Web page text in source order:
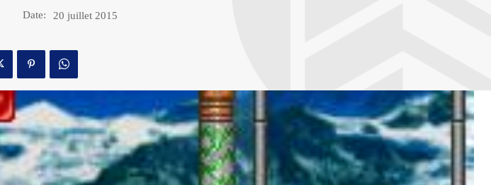
Date: 20 juillet 2015